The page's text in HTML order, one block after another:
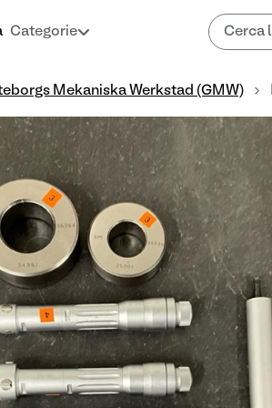
Categorie
Mekaniska Werkstad (GMW)